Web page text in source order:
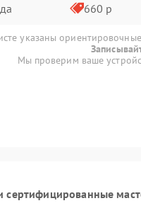
660 р
указаны
Мы проверим ваше
сертифицированные